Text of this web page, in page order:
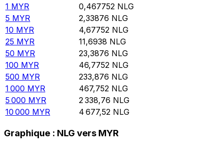
1 MYR 0,467752 NLG
5 MYR 2,33876 NLG
10 MYR 4,67752 NLG
25 MYR 11,6938 NLG
50 MYR 23,3876 NLG
100 MYR 46,7752 NLG
500 MYR 233,876 NLG
1 000 MYR 467,752 NLG
5 000 MYR 2 338,76 NLG
10 000 MYR 4 677,52 NLG
Graphique : NLG vers MYR